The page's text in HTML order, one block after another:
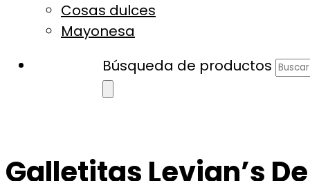
Cosas dulces
Mayonesa
Búsqueda de productos
Galletitas Levian’s